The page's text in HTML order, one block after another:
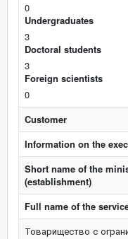
0
Undergraduates
3
Doctoral students
3
Foreign scientists
0
Customer
Information on the
Short name of the
(establishment)
Full name of the
Товарищество с